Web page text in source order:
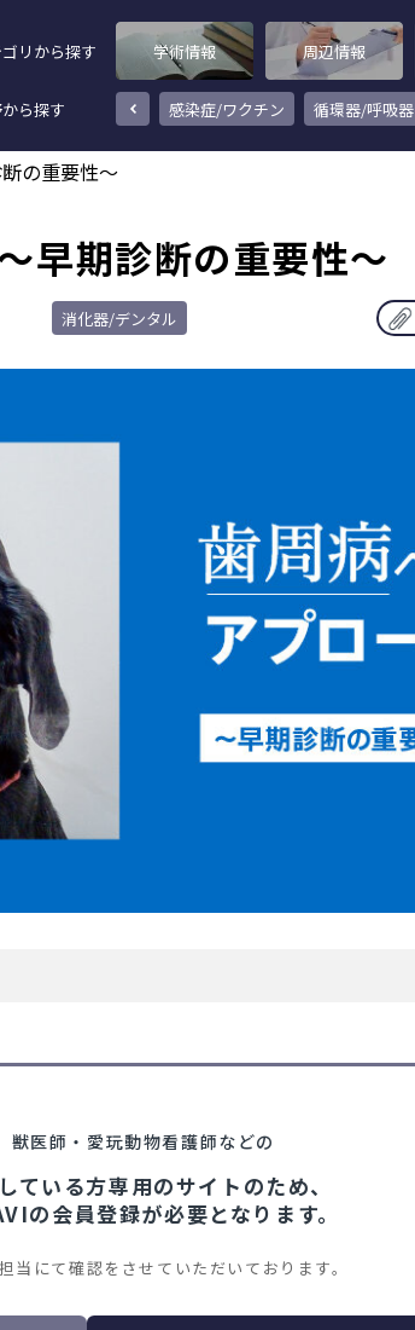
リから探す 学術情報 周辺情報
ら探す その他 感染症/ワクチン 循環器/呼吸器
の重要性～
早期診断の重要性～
消化器/デンタル
獣医師・愛玩動物看護師などの
ている方専用のサイトのため、
の会員登録が必要となります。
当にて確認をさせていただいております。